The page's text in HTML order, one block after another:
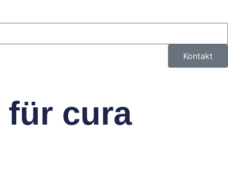
Kontakt
für cura